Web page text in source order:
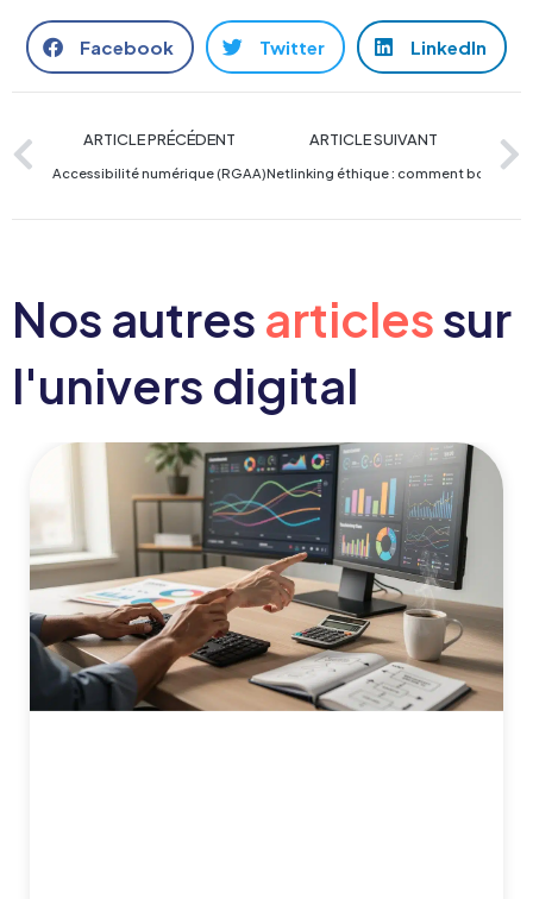
Facebook Twitter LinkedIn
ARTICLE PRÉCÉDENT
Accessibilité numérique (RGAA) : Pourquoi l’inclusion est un levier de
ARTICLE SUIVANT
Netlinking éthique : comment booster
Nos autresarticlessur
l'univers digital